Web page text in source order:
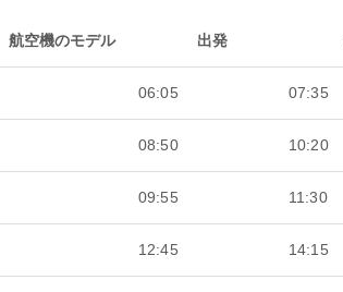
航空機のモデル 出発
06:05 07:35
08:50 10:20
09:55 11:30
12:45 14:15